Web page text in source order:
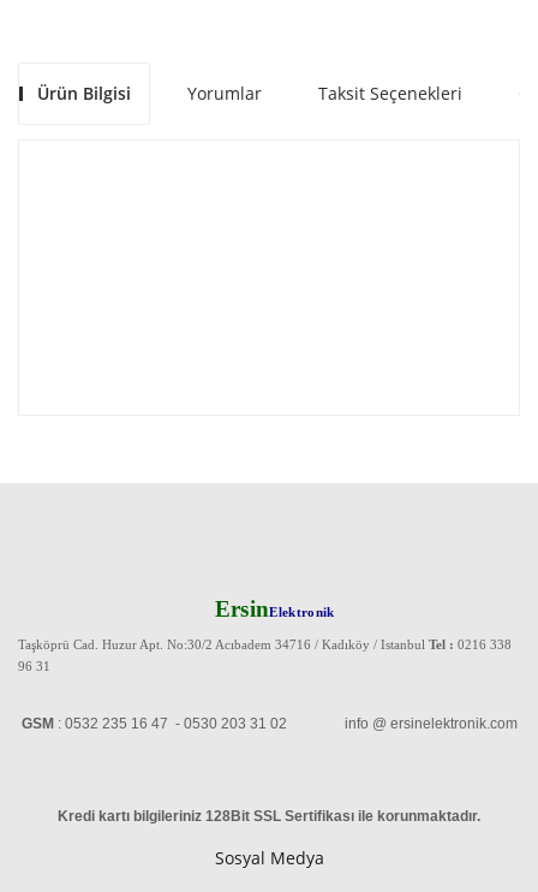
Ürün Bilgisi Yorumlar Taksit Seçenekleri
ErsinElektronik
Taşköprü Cad. Huzur Apt. No:30/2 Acıbadem 34716 / Kadıköy / Istanbul Tel : 0216 338
96 31
GSM : 0532 235 16 47 - 0530 203 31 02 info @ ersinelektronik.com
Kredi kartı bilgileriniz 128Bit SSL Sertifikası ile korunmaktadır.
Sosyal Medya